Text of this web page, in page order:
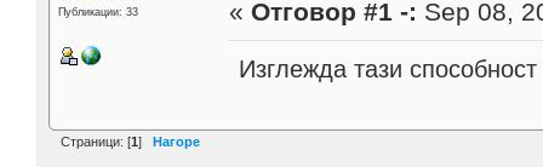
Публикации: 33 « Отговор #1 -: Sep 08,
Изглежда тази
Страници: [1] Нагоре